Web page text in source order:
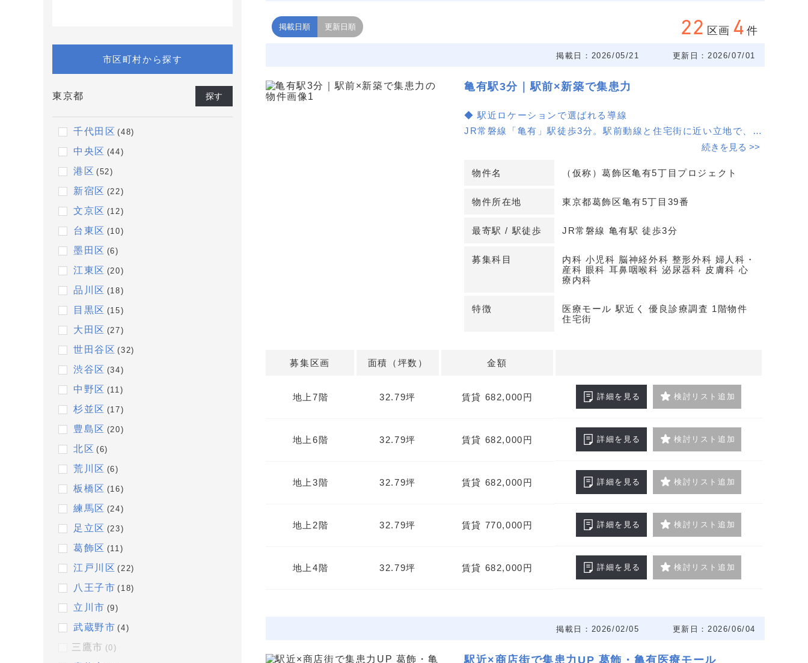
市区町村から探す
東京都 探す
千代田区 (48)
中央区 (44)
港区 (52)
新宿区 (22)
文京区 (12)
台東区 (10)
墨田区 (6)
江東区 (20)
品川区 (18)
目黒区 (15)
大田区 (27)
世田谷区 (32)
渋谷区 (34)
中野区 (11)
杉並区 (17)
豊島区 (20)
北区 (6)
荒川区 (6)
板橋区 (16)
練馬区 (24)
足立区 (23)
葛飾区 (11)
江戸川区 (22)
八王子市 (18)
立川市 (9)
武蔵野市 (4)
三鷹市 (0)
22 区画 4 件
掲載日順 更新日順
掲載日：2026/05/21 更新日：2026/07/01
亀有駅3分｜駅前×新築で集患力
◆ 駅近ロケーションで選ばれる導線
JR常磐線「亀有」駅徒歩3分。駅前動線と住宅街に近い立地で、通
の導線計画もしやすい環境です。
◆ 新築7階建×スケルトンで自在に設計
2027年3月竣工予定の鉄骨造地上7階、エレベーター有。引渡状態
組めます。5階は歯科申込済で、他科目との住み分けを前提にフロ
詳細はお問い合わせください
続きを見る >>
物件名 （仮称）葛飾区亀有5丁目プロジェクト
物件所在地 東京都葛飾区亀有5丁目39番
最寄駅 / 駅徒歩 JR常磐線 亀有駅 徒歩3分
募集科目
内科 小児科 脳神経外科 整形外科 婦人科・
産科 眼科 耳鼻咽喉科 泌尿器科 皮膚科 心
療内科
特徴
医療モール 駅近く 優良診療調査 1階物件
住宅街
募集区画 面積（坪数） 金額
地上7階 32.79坪 賃貸 682,000円 詳細を見る 検討リスト追加
地上6階 32.79坪 賃貸 682,000円 詳細を見る 検討リスト追加
地上3階 32.79坪 賃貸 682,000円 詳細を見る 検討リスト追加
地上2階 32.79坪 賃貸 770,000円 詳細を見る 検討リスト追加
地上4階 32.79坪 賃貸 682,000円 詳細を見る 検討リスト追加
掲載日：2026/02/05 更新日：2026/06/04
駅近×商店街で集患力UP 葛飾・亀有医療モール